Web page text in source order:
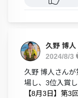
久野 博人
2024/8/3
久野 博人さん
場し、3位入賞し
【8月3日】第3